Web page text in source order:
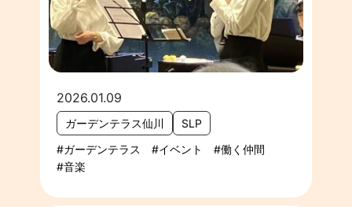
2026.01.09
ガーデンテラス仙川
SLP
ガーデンテラス
イベント
働く仲間
音楽